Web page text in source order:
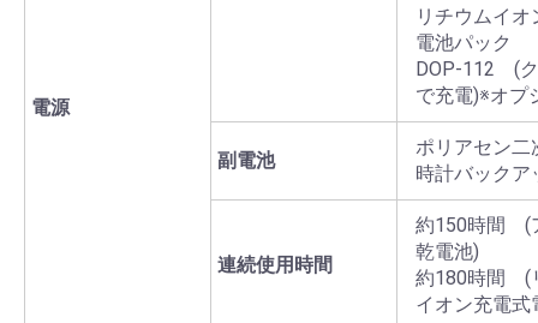
電源
リチウムイオ
電池パック
DOP-112 (
で充電)※オプ
副電池
ポリアセン二
時計バックア
連続使用時間
約150時間 (
乾電池)
約180時間 (
イオン充電式